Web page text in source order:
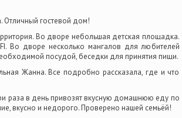
Отличный гостевой дом!
Во дворе небольшая детская площадка.
Во дворе несколько мангалов для любителей
посудой, беседки для принятия пищи.
Жанна. Все подробно рассказала, где и что
раза в день привозят вкусную домашнюю еду по
вкусно и недорого. Проверено нашей семьёй!